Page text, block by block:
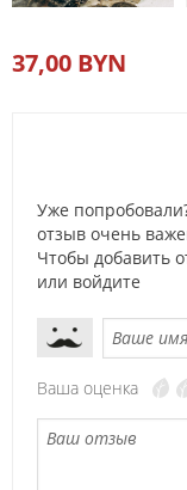
37,00 BYN
Уже
отзыв очень
Чтобы добавить
или войдите
Ваша оценка